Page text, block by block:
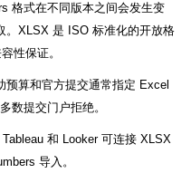
格式在不同版本之间会发生变
。XLSX 是 ISO 标准化的开放格
性保证。
预算和官方提交通常指定 Excel
数提交门户拒绝。
Tableau 和 Looker 可连接 XLSX
导入。